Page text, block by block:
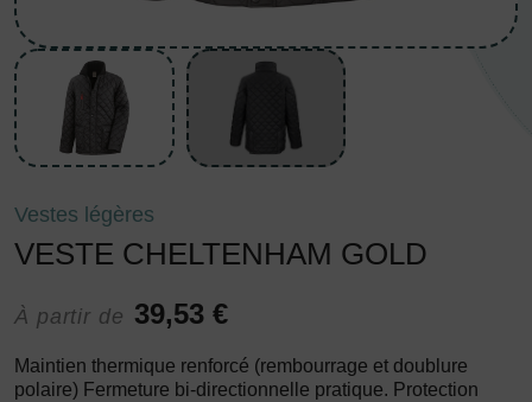
Vestes légères
VESTE CHELTENHAM GOLD
À partir de 39,53 €
Maintien thermique renforcé (rembourrage et doublure
polaire) Fermeture bi-directionnelle pratique. Protection